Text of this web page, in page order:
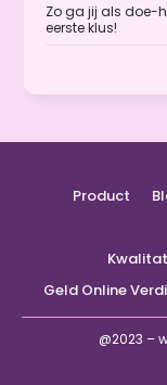
Zo ga jij als doe-
eerste klus!
@2023 –
Product
Geld Online